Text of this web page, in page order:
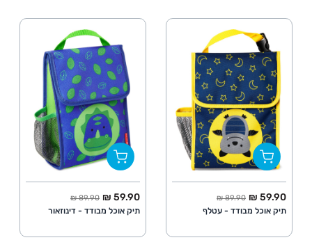
החל מ
59.90 ₪ מחיר מלא
89.90 ₪
תיק אוכל מבודד - עטלף
החל מ
59.90 ₪ מחיר מלא
89.90 ₪
תיק אוכל מבודד - דינוזאור